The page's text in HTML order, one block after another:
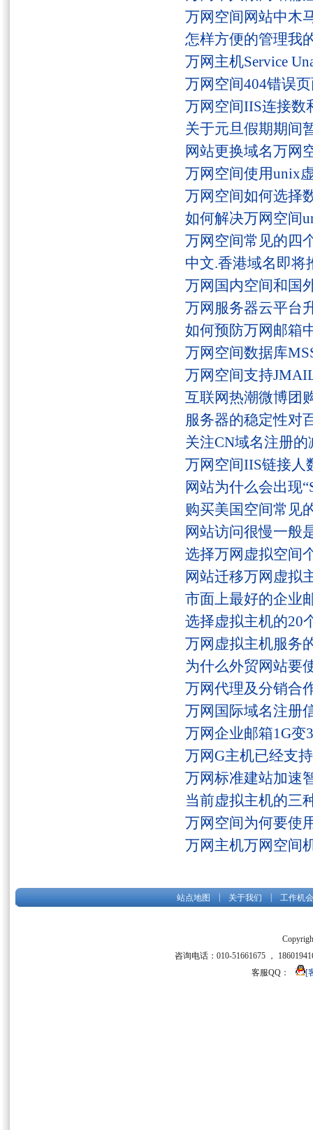
万网空间网站中木
怎样方便的管理我
万网主机Service
万网空间404错误
万网空间IIS连接数
关于元旦假期期间
网站更换域名万网
万网空间使用unix
万网空间如何选择
如何解决万网空间
万网空间常见的四
中文.香港域名即将
万网国内空间和国
万网服务器云平台
如何预防万网邮箱
万网空间数据库
万网空间支持
互联网热潮微博团
服务器的稳定性对
关注CN域名注册
万网空间IIS链接人
网站为什么会出现
购买美国空间常见
网站访问很慢一般
选择万网虚拟空间
网站迁移万网虚拟
市面上最好的企业
选择虚拟主机的20
万网虚拟主机服务
为什么外贸网站要
万网代理及分销合
万网国际域名注册
万网企业邮箱1G变
万网G主机已经支
万网标准建站加速
当前虚拟主机的三
万网空间为何要使
万网主机万网空间
站点地图 关于我们 工作机会
咨询电话：010-51661675 ，
客服QQ：
[